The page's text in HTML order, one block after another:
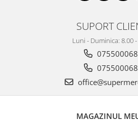
SUPORT
Luni - Duminica: 8.00
MAGAZINUL